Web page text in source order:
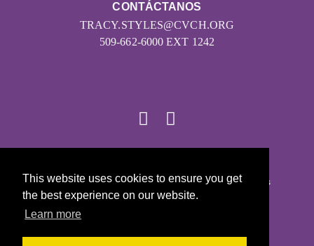
This website uses cookies to ensure you get
the best experience on our website.
Learn more
CONTÁCTANOS
TRACY.STYLES@CVCH.ORG
509-662-6000 EXT 1242
Girls on the Run - Todos los derechos reservados
POLÍTICA DE PRIVACIDAD
Con la tecnología de Pinwheel.us